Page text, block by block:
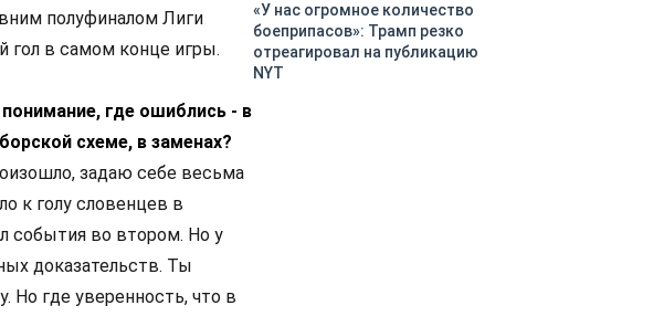
полуфиналом Лиги
гол в самом конце игры.
где ошиблись - в
схеме, в заменах?
задаю себе весьма
к голу словенцев в
события во втором. Но у
доказательств. Ты
Но где уверенность, что в
«У нас огромное количество
боеприпасов»: Трамп резко
отреагировал на публикацию
NYT